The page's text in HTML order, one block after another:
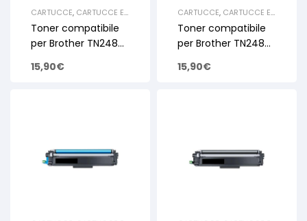
CARTUCCE, CARTUCCE E
CARTUCCE TONER
LASERJET A COLORI E
MULTIFUNZIONE,TONER
PER BROTHER
Toner compatibile
per Brother TN248XL
15,90€
CARTUCCE, CARTUCCE E
CARTUCCE TONER
LASERJET A COLORI E
MULTIFUNZIONE,TONER
PER BROTHER
Toner compatibile
per Brother TN248XL
2.3k
15,90€